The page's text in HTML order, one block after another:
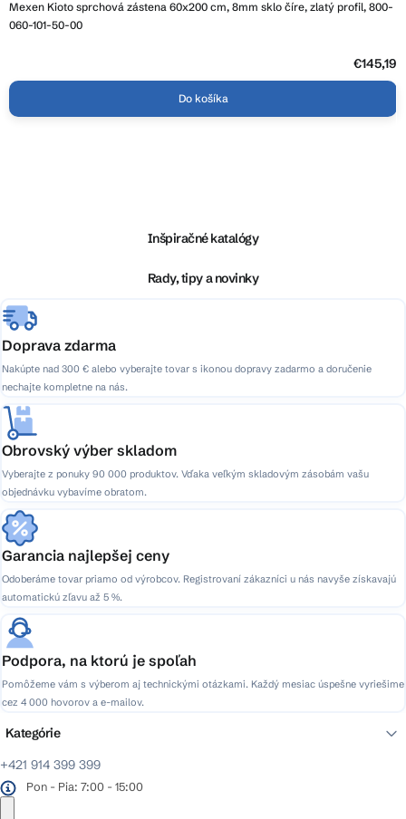
Mexen Kioto sprchová zástena 60x200 cm, 8mm sklo číre, zlatý profil, 800-
060-101-50-00
€145,19
Do košíka
e
Inšpiračné katalógy
Rady, tipy a novinky
Doprava zdarma
Nakúpte nad 300 € alebo vyberajte tovar s ikonou dopravy zadarmo a doručenie
nechajte kompletne na nás.
Obrovský výber skladom
Vyberajte z ponuky 90 000 produktov. Vďaka veľkým skladovým zásobám vašu
objednávku vybavíme obratom.
Garancia najlepšej ceny
Odoberáme tovar priamo od výrobcov. Registrovaní zákazníci u nás navyše získavajú
automatickú zľavu až 5 %.
Podpora, na ktorú je spoľah
Pomôžeme vám s výberom aj technickými otázkami. Každý mesiac úspešne vyriešime
cez 4 000 hovorov a e-mailov.
+421 914 399 399
Pon - Pia: 7:00 - 15:00
Kategórie